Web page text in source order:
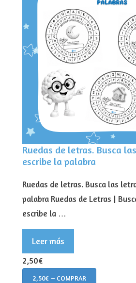
Ruedas de letras. Busca
escribe la palabra
Ruedas de letras. Busca las
palabra Ruedas de Letras |
escribe la …
Leer más
2,50€
2,50€ – COMPRAR